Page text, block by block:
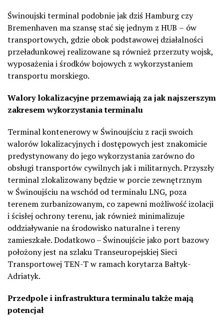
Świnoujski terminal podobnie jak dziś Hamburg czy
Bremenhaven ma szansę stać się jednym z HUB – ów
transportowych, gdzie obok podstawowej działalności
przeładunkowej realizowane są również przerzuty wojsk,
wyposażenia i środków bojowych z wykorzystaniem
transportu morskiego.
Walory lokalizacyjne przemawiają za jak najszerszym
zakresem wykorzystania terminalu
Terminal kontenerowy w Świnoujściu z racji swoich
walorów lokalizacyjnych i dostępowych jest znakomicie
predystynowany do jego wykorzystania zarówno do
obsługi transportów cywilnych jak i militarnych. Przyszły
terminal zlokalizowany będzie w porcie zewnętrznym
w Świnoujściu na wschód od terminalu LNG, poza
terenem zurbanizowanym, co zapewni możliwość izolacji
i ścisłej ochrony terenu, jak również minimalizuje
oddziaływanie na środowisko naturalne i tereny
zamieszkałe. Dodatkowo – Świnoujście jako port bazowy
położony jest na szlaku Transeuropejskiej Sieci
Transportowej TEN-T w ramach korytarza Bałtyk-
Adriatyk.
Przedpole i infrastruktura terminalu także mają
potencjał